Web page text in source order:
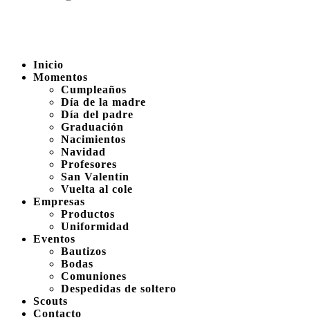
Inicio
Momentos
Cumpleaños
Día de la madre
Día del padre
Graduación
Nacimientos
Navidad
Profesores
San Valentín
Vuelta al cole
Empresas
Productos
Uniformidad
Eventos
Bautizos
Bodas
Comuniones
Despedidas de soltero
Scouts
Contacto